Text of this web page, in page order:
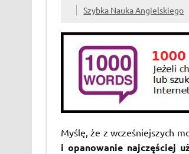
Szybka Nauka Angielskiego
Myślę, że z wcześniejszych
i opanowanie najczęściej